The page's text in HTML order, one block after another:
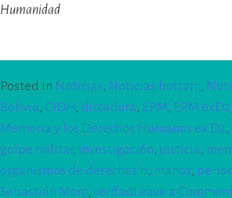
Humanidad
Posted in Noticias, Noticias bottom,
Bolivia, CIDH, dictadura, EPM, EPM exD2,
Memoria y los Derechos Humanos ex D2,
golpe militar, investigación, justicia,
organismos de derechos humanos,
Sebastián Moro, verdad Leave a